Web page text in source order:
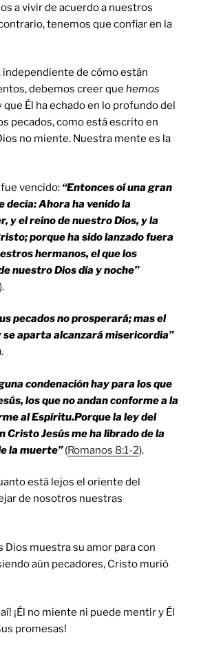
a vivir de acuerdo a nuestros
tenemos que confiar en la
independiente de cómo están
debemos creer que hemos
Él ha echado en lo profundo del
pecados, como está escrito en
no miente. Nuestra mente es la
vencido: “Entonces oí una gran
decía: Ahora ha venido la
y el reino de nuestro Dios, y la
porque ha sido lanzado fuera
hermanos, el que los
nuestro Dios día y noche”
).
pecados no prosperará; mas el
se aparta alcanzará misericordia”
condenación hay para los que
los que no andan conforme a la
al Espíritu.Porque la ley del
Cristo Jesús me ha librado de la
la muerte”(Romanos 8:1-2).
está lejos el oriente del
de nosotros nuestras
Dios muestra su amor para con
aún pecadores, Cristo murió
¡Él no miente ni puede mentir y Él
promesas!